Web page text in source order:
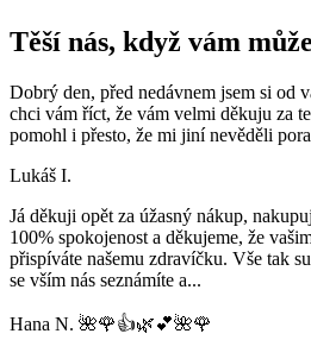
Těší nás, když vám
Dobrý den, před nedávnem jsem si od
chci vám říct, že vám velmi děkuju za
pomohl i přesto, že mi jiní nevěděli
Lukáš I.
Já děkuji opět za úžasný nákup,
100% spokojenost a děkujeme, že
přispíváte našemu zdravíčku. Vše tak
se vším nás seznámíte a...
Hana N. 🌺🌹👍🌿💕🌺🌹